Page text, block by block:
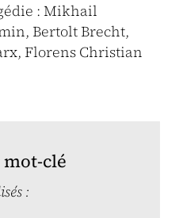
: Mikhail
Bertolt Brecht,
Florens Christian
clé
: